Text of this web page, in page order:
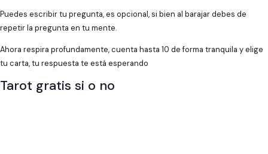
Puedes escribir tu pregunta, es opcional, si bien al barajar debes de
repetir la pregunta en tu mente.
Ahora respira profundamente, cuenta hasta 10 de forma tranquila y elige
tu carta, tu respuesta te está esperando
Tarot gratis si o no